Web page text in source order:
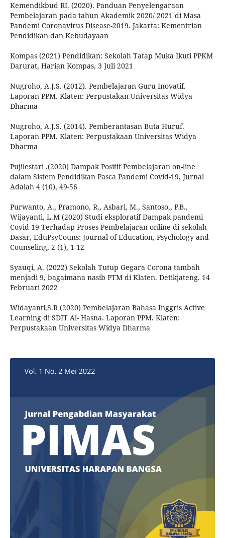
Kemendikbud RI. (2020). Panduan Penyelengaraan
Pembelajaran pada tahun Akademik 2020/ 2021 di Masa
Pandemi Coronavirus Disease-2019. Jakarta: Kementrian
Pendidikan dan Kebudayaan
Kompas (2021) Pendidikan: Sekolah Tatap Muka Ikuti PPKM
Darurat, Harian Kompas, 3 Juli 2021
Nugroho, A.J.S. (2012). Pembelajaran Guru Inovatif.
Laporan PPM. Klaten: Perpustakan Universitas Widya
Dharma
Nugroho, A.J.S. (2014). Pemberantasan Buta Huruf.
Laporan PPM. Klaten: Perpustakaan Universitas Widya
Dharma
Pujilestari .(2020) Dampak Positif Pembelajaran on-line
dalam Sistem Pendidikan Pasca Pandemi Covid-19, Jurnal
Adalah 4 (10), 49-56
Purwanto, A., Pramono, R., Asbari, M., Santoso,, P.B.,
Wijayanti, L.M (2020) Studi eksploratif Dampak pandemi
Covid-19 Terhadap Proses Pembelajaran online di sekolah
Dasar, EduPsyCouns: Journal of Education, Psychology and
Counseling, 2 (1), 1-12
Syauqi, A. (2022) Sekolah Tutup Gegara Corona tambah
menjadi 9, bagaimana nasib PTM di Klaten. Detikjateng. 14
Februari 2022
Widayanti,S.R (2020) Pembelajaran Bahasa Inggris Active
Learning di SDIT Al- Hasna. Laporan PPM. Klaten:
Perpustakaan Universitas Widya Dharma